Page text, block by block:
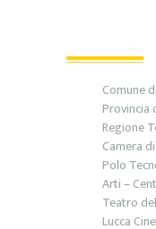
Comune
Provincia
Regione
Camera
Polo
Arti –
Teatro
Lucca